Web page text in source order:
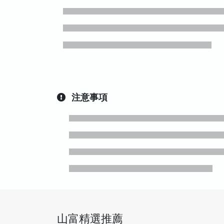
注意事項
山富精選推薦